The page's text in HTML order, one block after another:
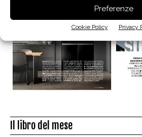
Preferenze
Cookie Policy Privacy
Il libro del mese